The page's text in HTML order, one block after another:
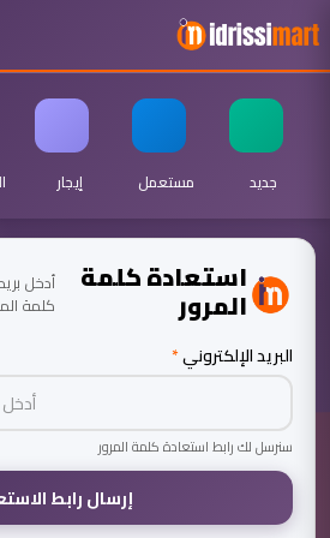
جديد مستعمل إيجار
استعادة كلمة
المرور
أدخل
كلمة
البريد الإلكتروني*
سنرسل لك رابط استعادة كلمة المرور
إرسال رابط